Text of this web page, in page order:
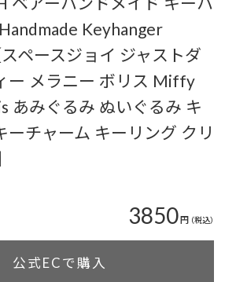
Keyhanger
ペースジョイ ジャストダ
ー メラニー ボリス Miffy
あみぐるみ ぬいぐるみ キ
ーチャーム キーリング クリ
3850円 （税込）
公式ECで購入